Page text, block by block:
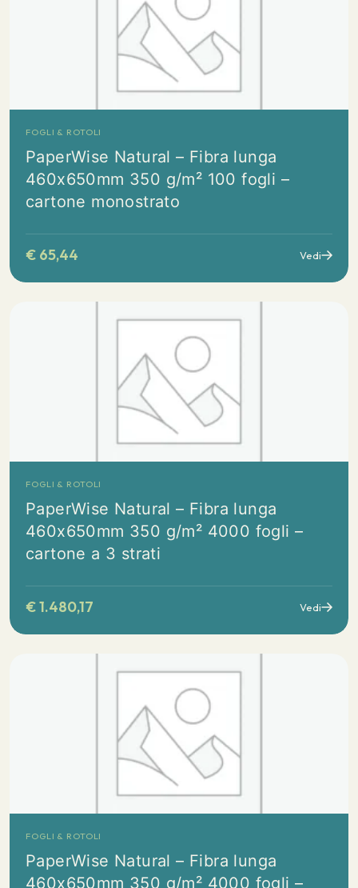
FOGLI & ROTOLI
PaperWise Natural – Fibra lunga
460x650mm 350 g/m² 100 fogli –
cartone monostrato
€ 65,44 Vedi
FOGLI & ROTOLI
PaperWise Natural – Fibra lunga
460x650mm 350 g/m² 4000 fogli –
cartone a 3 strati
€1.480,17 Vedi
FOGLI & ROTOLI
PaperWise Natural – Fibra lunga
460x650mm 350 g/m² 4000 fogli –